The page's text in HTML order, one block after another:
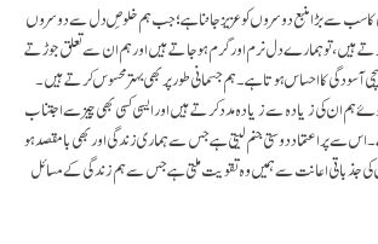
کا سب سے بڑا منبع دوسروں کو عزیز جاننا ہے؛ جب ہم خلوصِ دل سے دوسروں
ہیں، تو ہمارے دل نرم اور گرم ہو جاتے ہیں اور ہم ان سے تعلق جوڑتے
آسودگی کا احساس ہوتا ہے۔ ہم جسمانی طور پر بھی بہتر محسوس کرتے ہیں۔
ہم ان کی زیادہ سے زیادہ مدد کرتے ہیں اور ایسی کسی بھی چیز سے اجتناب
سے پر اعتماد دوستی جنم لیتی ہے جس سے ہماری زندگی اور بھی با مقصد ہو
کی جذباتی اعانت سے ہمیں وہ تقویت ملتی ہے جس سے ہم زندگی کے مسائل